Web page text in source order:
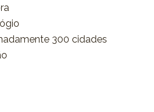
300 cidades